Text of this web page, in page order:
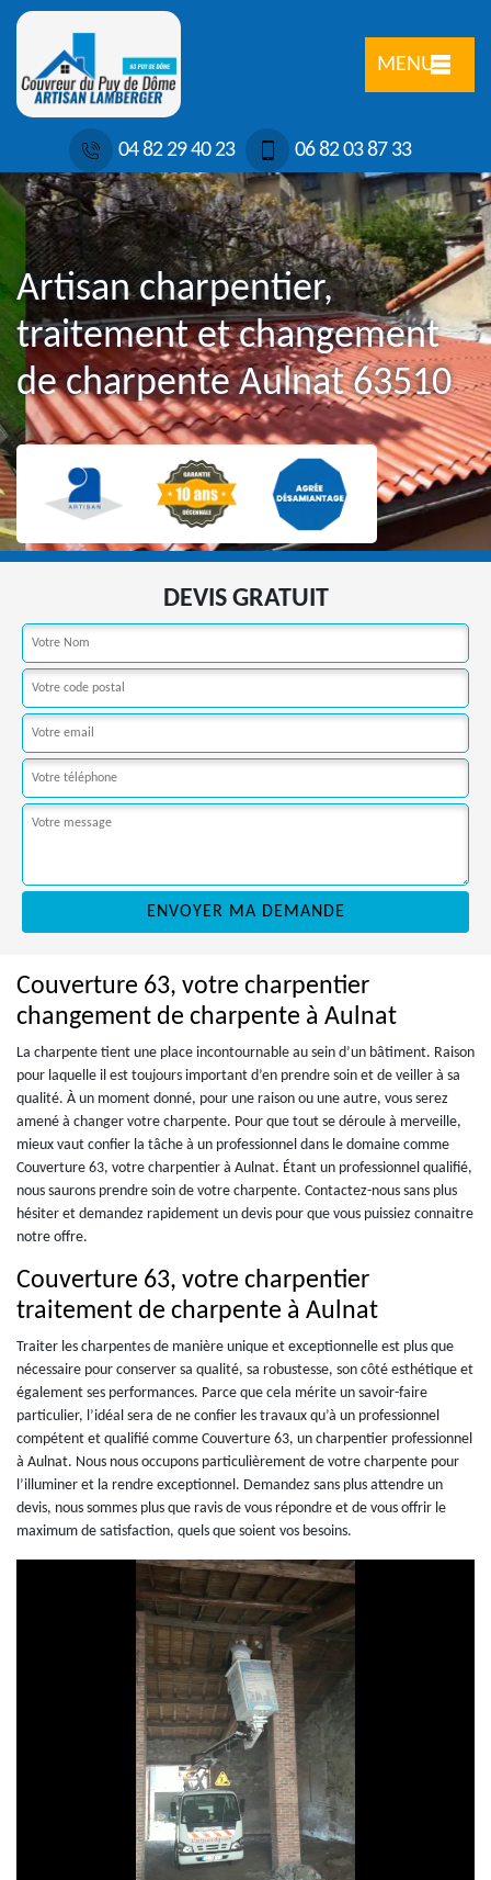
MENU
04 82 29 40 23 06 82 03 87 33
Artisan charpentier,
traitement et changement
de charpente Aulnat 63510
DEVIS GRATUIT
Couverture 63, votre charpentier
changement de charpente à Aulnat
La charpente tient une place incontournable au sein d’un bâtiment. Raison
pour laquelle il est toujours important d’en prendre soin et de veiller à sa
qualité. À un moment donné, pour une raison ou une autre, vous serez
amené à changer votre charpente. Pour que tout se déroule à merveille,
mieux vaut confier la tâche à un professionnel dans le domaine comme
Couverture 63, votre charpentier à Aulnat. Étant un professionnel qualifié,
nous saurons prendre soin de votre charpente. Contactez-nous sans plus
hésiter et demandez rapidement un devis pour que vous puissiez connaitre
notre offre.
Couverture 63, votre charpentier
traitement de charpente à Aulnat
Traiter les charpentes de manière unique et exceptionnelle est plus que
nécessaire pour conserver sa qualité, sa robustesse, son côté esthétique et
également ses performances. Parce que cela mérite un savoir-faire
particulier, l’idéal sera de ne confier les travaux qu’à un professionnel
compétent et qualifié comme Couverture 63, un charpentier professionnel
à Aulnat. Nous nous occupons particulièrement de votre charpente pour
l’illuminer et la rendre exceptionnel. Demandez sans plus attendre un
devis, nous sommes plus que ravis de vous répondre et de vous offrir le
maximum de satisfaction, quels que soient vos besoins.